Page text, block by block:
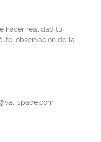
hacer realidad tu
observación de la
space.com